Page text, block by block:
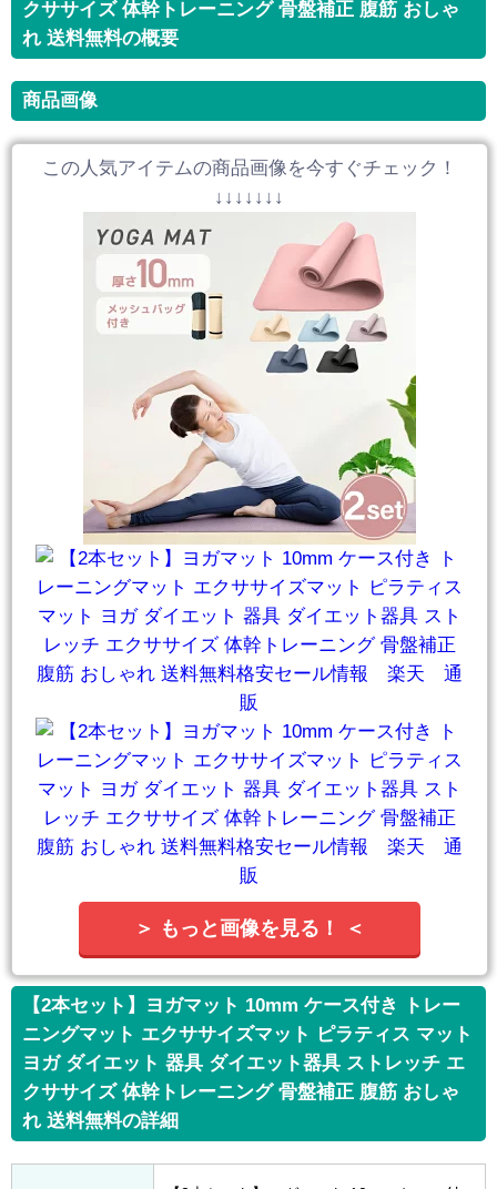
クササイズ 体幹トレーニング 骨盤補正 腹筋 おしゃ
れ 送料無料の概要
商品画像
この人気アイテムの商品画像を今すぐチェック！
↓↓↓↓↓↓↓
＞ もっと画像を見る！ ＜
【2本セット】ヨガマット 10mm ケース付き トレー
ニングマット エクササイズマット ピラティス マット
ヨガ ダイエット 器具 ダイエット器具 ストレッチ エ
クササイズ 体幹トレーニング 骨盤補正 腹筋 おしゃ
れ 送料無料の詳細